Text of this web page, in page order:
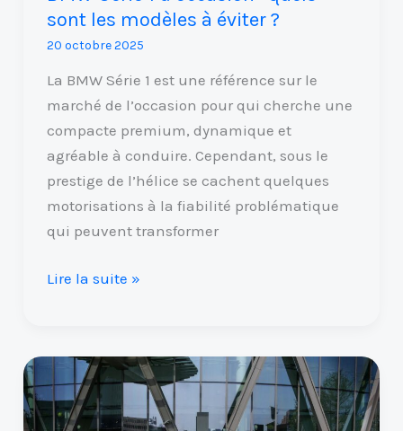
sont les modèles à éviter ?
20 octobre 2025
La BMW Série 1 est une référence sur le
marché de l’occasion pour qui cherche une
compacte premium, dynamique et
agréable à conduire. Cependant, sous le
prestige de l’hélice se cachent quelques
motorisations à la fiabilité problématique
qui peuvent transformer
Lire la suite »
500
d’occasion